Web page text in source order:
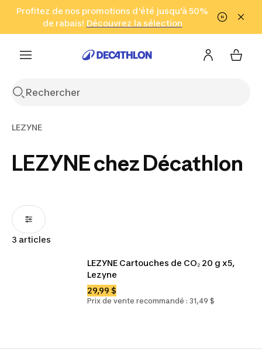
Aller à la recherche Aller au contenu Aller au pied de
Profitez de nos promotions d'été jusqu'à 50%
de rabais! Découvrez la sélection
Cliquez ici
en seulement 2 h!
(Zones sélectionnées)
LEZYNE
LEZYNE chez Décathlon
3 articles
LEZYNE Cartouches de CO₂ 20 g x5,
Lezyne
29,99 $
Prix de vente recommandé : 31,49 $